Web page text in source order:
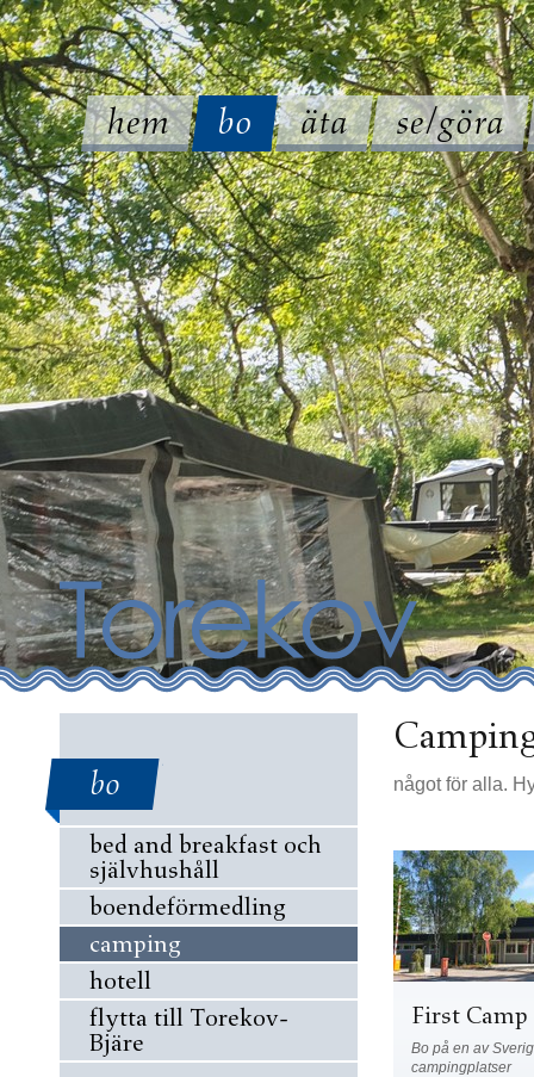
hem bo äta se/göra
bo
bed and breakfast och
självhushåll
boendeförmedling
camping
hotell
flytta till Torekov-
Bjäre
något för alla.
First
Bo på en av
campingplatser